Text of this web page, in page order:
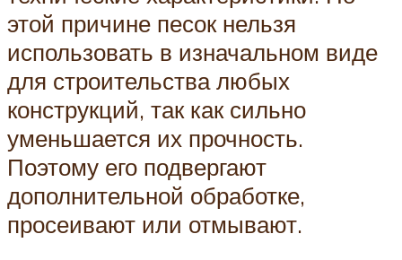
этой причине песок нельзя
использовать в изначальном виде
для строительства любых
конструкций, так как сильно
уменьшается их прочность.
Поэтому его подвергают
дополнительной обработке,
просеивают или отмывают.